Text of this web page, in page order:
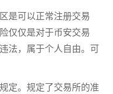
是可以正常注册交易
仅仅是对于币安交易
法，属于个人自由。可
定。规定了交易所的准